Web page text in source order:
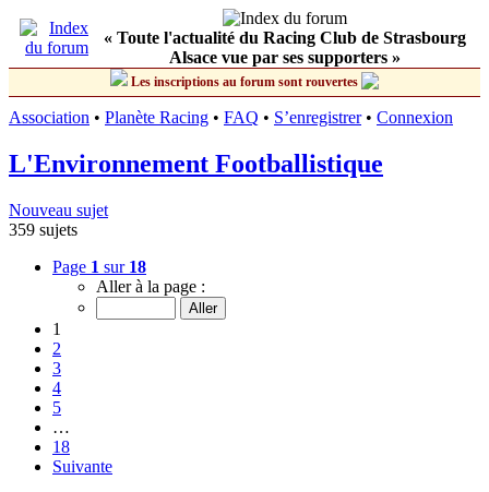
« Toute l'actualité du Racing Club de Strasbourg
Alsace vue par ses supporters »
Les inscriptions au forum sont rouvertes
Association • Planète Racing • FAQ • S’enregistrer• Connexion
L'Environnement Footballistique
Nouveau sujet
359 sujets
Page 1 sur 18
Aller à la page :
1
2
3
4
5
…
18
Suivante